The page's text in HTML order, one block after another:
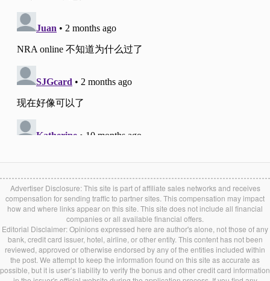
Advertiser Disclosure: This site is part of affiliate sales networks and receives
compensation for sending traffic to partner sites. This compensation may impact
how and where links appear on this site. This site does not include all financial
companies or all available financial offers.
Editorial Disclaimer: Opinions expressed here are author's alone, not those of any
bank, credit card issuer, hotel, airline, or other entity. This content has not been
reviewed, approved or otherwise endorsed by any of the entities included within
the post. We attempt to keep the information found on this site as accurate as
possible, but it is user’s liability to verify the bonus and other credit card information